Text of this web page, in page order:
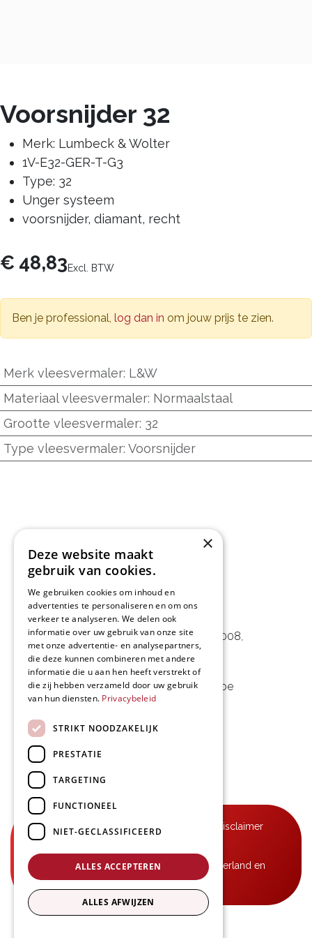
Voorsnijder 32
Merk: Lumbeck & Wolter
1V-E32-GER-T-G3
Type: 32
Unger systeem
voorsnijder, diamant, recht
€ 48,83Excl. BTW
Ben je professional, log dan in om jouw prijs te zien.
Merk vleesvermaler: L&W
Materiaal vleesvermaler: Normaalstaal
Grootte vleesvermaler: 32
Type vleesvermaler: Voorsnijder
L&D Foodpartner BV
Noorwegenstraat 29D, Haven 8008,
9940 Evergem, BE
09 253 49 57- mail@delmo.be
Volg ons
© Delmo 2026-Privacyverklaring
Disclaimer
B2B-leveringen in België, Frankrijk, Nederland en
×
Deze website maakt
gebruik van cookies.
We gebruiken cookies om inhoud en
advertenties te personaliseren en om ons
verkeer te analyseren. We delen ook
informatie over uw gebruik van onze site
met onze advertentie- en analysepartners,
die deze kunnen combineren met andere
informatie die u aan hen heeft verstrekt of
die zij hebben verzameld door uw gebruik
van hun diensten. Privacybeleid
STRIKT NOODZAKELIJK
PRESTATIE
TARGETING
FUNCTIONEEL
NIET-GECLASSIFICEERD
ALLES ACCEPTEREN
ALLES AFWIJZEN